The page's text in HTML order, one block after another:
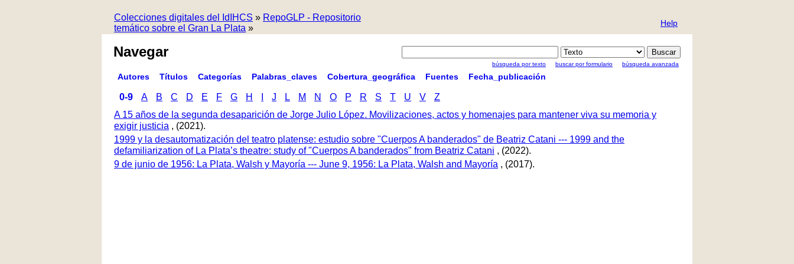
Colecciones digitales del IdIHCS » RepoGLP - Repositorio
temático sobre el Gran La Plata » Help
Navegar
búsqueda por texto buscar por formulario búsqueda avanzada
Autores Títulos Categorías Palabras_claves Cobertura_geográfica Fuentes Fecha_publicación
0-9 A B C D E F G H J L M N O P R S T U V
Z
A 15 años de la segunda desaparición de Jorge Julio López. Movilizaciones, actos y homenajes para mantener viva su memoria y
exigir justicia , (2021).
1999 y la desautomatización del teatro platense: estudio sobre "Cuerpos A banderados" de Beatriz Catani --- 1999 and the
defamiliarization of La Plata’s theatre: study of "Cuerpos A banderados" from Beatriz Catani , (2022).
9 de junio de 1956: La Plata, Walsh y Mayoría --- June 9, 1956: La Plata, Walsh and Mayoría , (2017).